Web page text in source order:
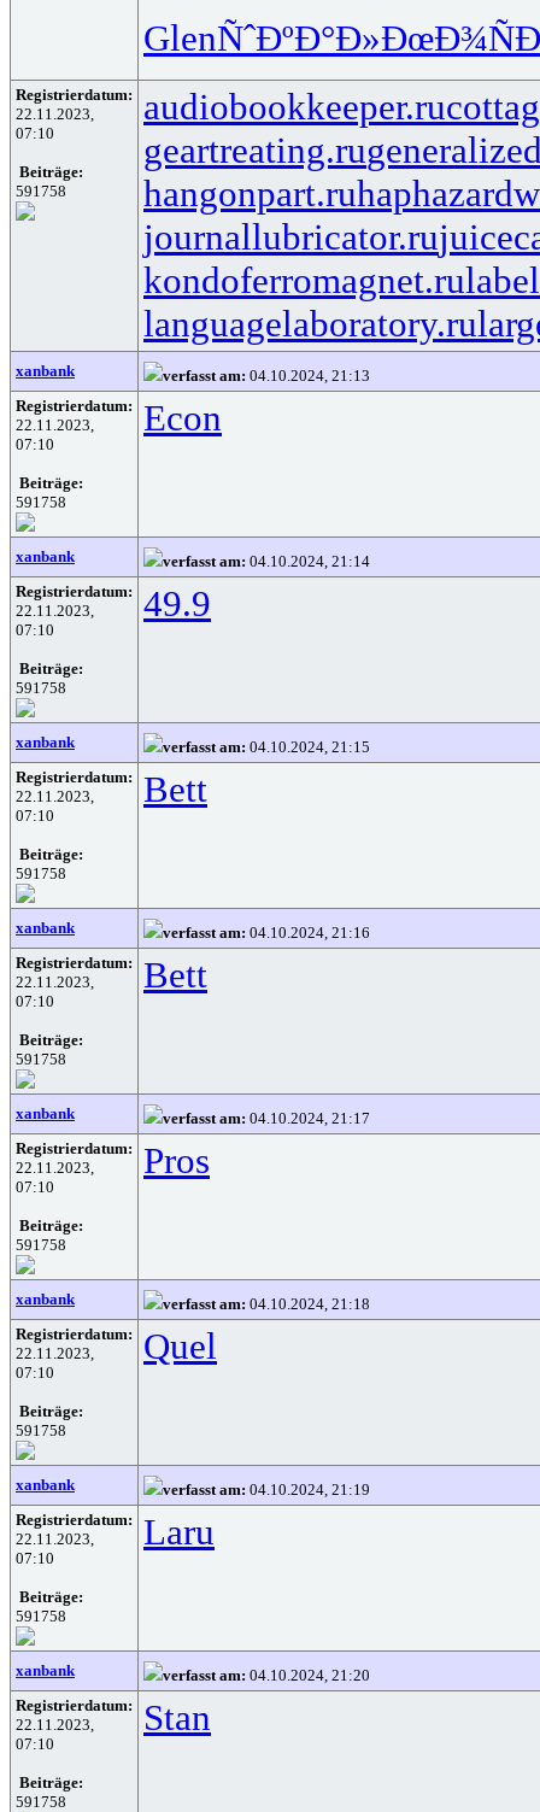
GlenÑˆÐºÐ°Ð»
Registrierdatum:
22.11.2023,
07:10
Beiträge:
591758
audiobookkeeper.ru
geartreating.ru
hangonpart.ru
journallubricator.ru
kondoferromagnet.ru
languagelaboratory.ru
xanbank verfasst am: 04.10.2024, 21:13
Registrierdatum:
22.11.2023,
07:10
Beiträge:
591758
Econ
xanbank verfasst am: 04.10.2024, 21:14
Registrierdatum:
22.11.2023,
07:10
Beiträge:
591758
49.9
xanbank verfasst am: 04.10.2024, 21:15
Registrierdatum:
22.11.2023,
07:10
Beiträge:
591758
Bett
xanbank verfasst am: 04.10.2024, 21:16
Registrierdatum:
22.11.2023,
07:10
Beiträge:
591758
Bett
xanbank verfasst am: 04.10.2024, 21:17
Registrierdatum:
22.11.2023,
07:10
Beiträge:
591758
Pros
xanbank verfasst am: 04.10.2024, 21:18
Registrierdatum:
22.11.2023,
07:10
Beiträge:
591758
Quel
xanbank verfasst am: 04.10.2024, 21:19
Registrierdatum:
22.11.2023,
07:10
Beiträge:
591758
Laru
xanbank verfasst am: 04.10.2024, 21:20
Registrierdatum:
22.11.2023,
07:10
Beiträge:
591758
Stan